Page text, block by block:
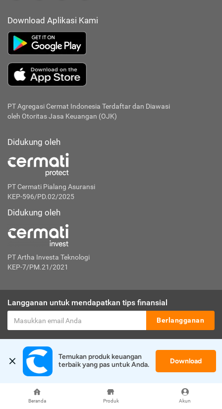
Beranda Produk Akun
Download Aplikasi Kami
PT Agregasi Cermat Indonesia Terdaftar dan Diawasi
oleh Otoritas Jasa Keuangan (OJK)
Didukung oleh
PT Cermati Pialang Asuransi
KEP-596/PD.02/2025
Didukung oleh
PT Artha Investa Teknologi
KEP-7/PM.21/2021
Langganan untuk mendapatkan tips finansial
Berlangganan
Disclaimer:
Cermati merupakan penyelenggara agregasi jasa keuangan yang terdaftar di
OJK. Oleh karena itu, produk dan/atau layanan jasa keuangan yang
ditawarkan bukan merupakan produk dan/atau layanan jasa keuangan yang
dan risiko terkait produk dan/atau layanan LJK dan/atau pihak yang
melakukan kegiatan di sektor jasa keuangan.
Temukan produk keuangan
terbaik yang pas untuk Anda.
Download